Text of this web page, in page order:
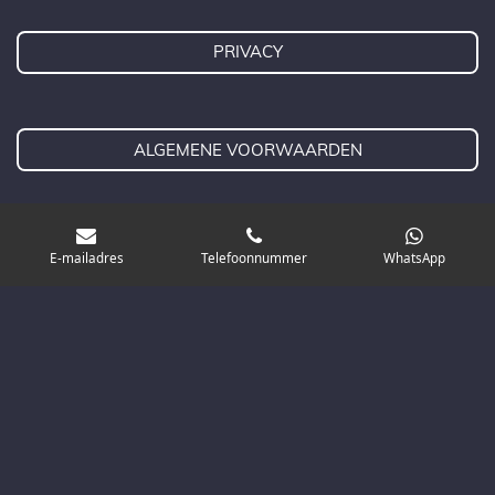
m
t
PRIVACY
ALGEMENE VOORWAARDEN
CONTACT
E-mailadres Telefoonnummer WhatsApp